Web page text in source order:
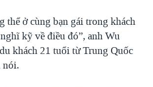
thể ở cùng bạn gái trong khách
kỹ về điều đó”, anh Wu
khách 21 tuổi từ Trung Quốc
nói.